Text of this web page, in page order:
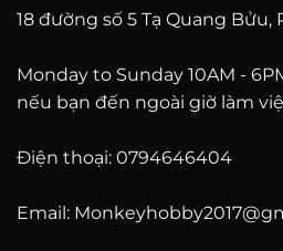
18 đường số 5 Tạ Quang Bửu,
Monday to Sunday 10AM -
nếu bạn đến ngoài giờ làm
Điện thoại: 0794646404
Email: